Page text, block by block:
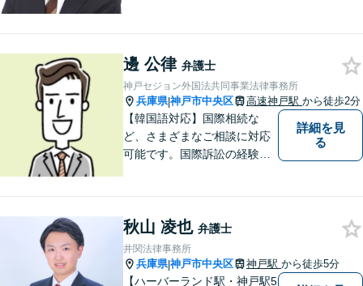
気軽にご相談ください。【交
通事故／相続／労働／男女問
題／刑事事件】
邊 公律 弁護士
神戸セジョン外国法共同事業法律事務所
兵庫県|神戸市中央区 高速神戸駅 から徒歩2分
【韓国語対応】国際相続な
ど、さまざまなご相談に対応
可能です。国際訴訟の経験も
詳細を見
る
秋山 凌也 弁護士
井関法律事務所
兵庫県|神戸市中央区 神戸駅 から徒歩5分
【ハーバーランド駅・神戸駅5